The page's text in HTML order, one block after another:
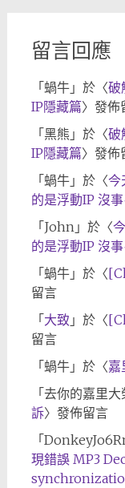
留言回應
「 蝸牛」於〈破
IP隱藏篇〉發佈
「 黑熊 」於〈破
IP隱藏篇〉發佈
「 蝸牛」於〈今
的是浮動IP 沒
「 John」於〈
的是浮動IP 沒
「 蝸牛」於〈
留言
「 大致 」於〈
留言
「 蝸牛」於〈嘉
「 去你的嘉里大
訴〉發佈留言
「
現錯誤 MP3